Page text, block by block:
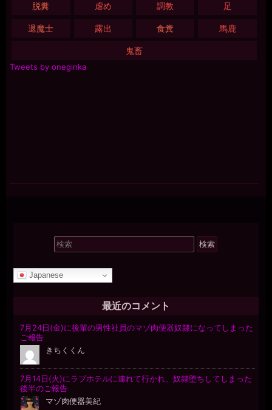
脱糞 虐め 調教 足
退魔士 露出 食糞 馬鹿
鬼畜
Tweets by oneginka
検
索
象:
Japanese
最近のコメント